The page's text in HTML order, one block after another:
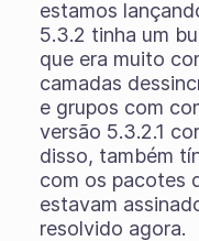
estamos
5.3.2 tinha um
que era muito
camadas
e grupos com
versão 5.3.2.1
disso, também
com os pacotes
estavam
resolvido agora.